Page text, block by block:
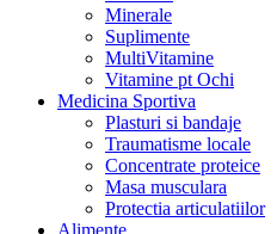
Minerale
Suplimente
MultiVitamine
Vitamine pt Ochi
Medicina Sportiva
Plasturi si bandaje
Traumatisme locale
Concentrate proteice
Masa musculara
Protectia articulatiilor
Alimente